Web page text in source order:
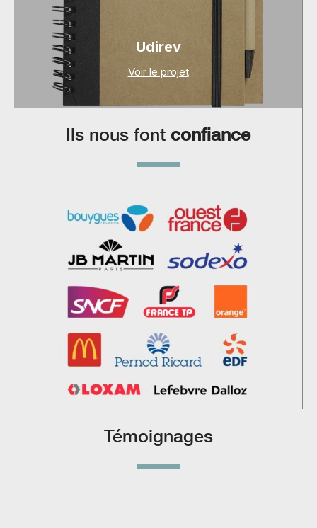
Udirev
Voir le projet
Ils nous font confiance
Témoignages